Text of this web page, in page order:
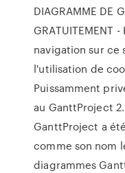
DIAGRAMME DE
GRATUITEMENT
navigation sur ce
l'utilisation de
Puissamment
au GanttProject
GanttProject a
comme son nom
diagrammes